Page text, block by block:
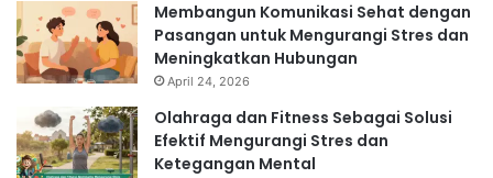
Membangun Komunikasi Sehat dengan
Pasangan untuk Mengurangi Stres dan
Meningkatkan Hubungan
April 24, 2026
Olahraga dan Fitness Sebagai Solusi
Efektif Mengurangi Stres dan
Ketegangan Mental